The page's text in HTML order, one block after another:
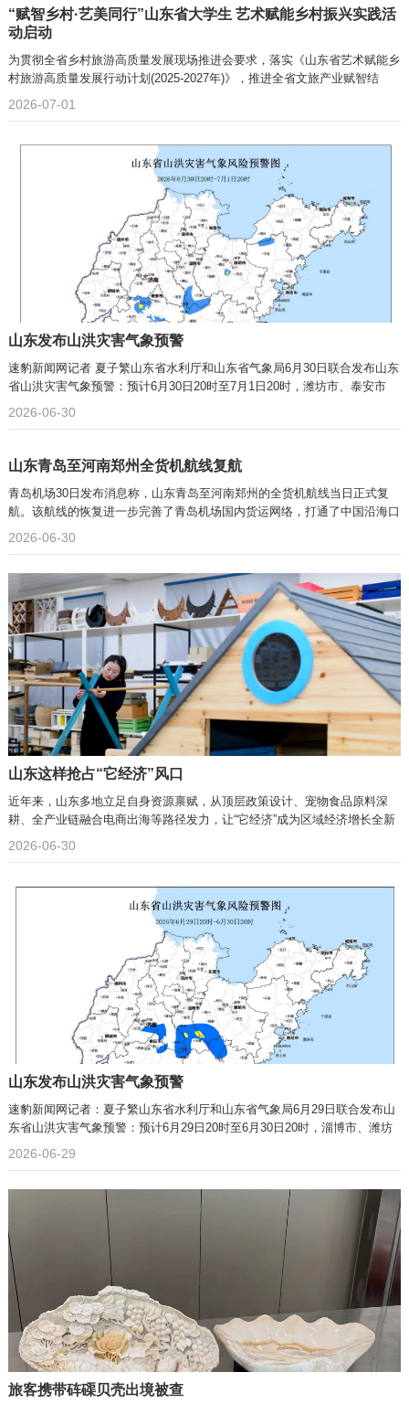
“赋智乡村·艺美同行”山东省大学生 艺术赋能乡村振兴实践活
动启动
为贯彻全省乡村旅游高质量发展现场推进会要求，落实《山东省艺术赋能乡
村旅游高质量发展行动计划(2025-2027年)》，推进全省文旅产业赋智结
2026-07-01
山东发布山洪灾害气象预警
速豹新闻网记者 夏子繁山东省水利厅和山东省气象局6月30日联合发布山东
省山洪灾害气象预警：预计6月30日20时至7月1日20时，潍坊市、泰安市
2026-06-30
山东青岛至河南郑州全货机航线复航
青岛机场30日发布消息称，山东青岛至河南郑州的全货机航线当日正式复
航。该航线的恢复进一步完善了青岛机场国内货运网络，打通了中国沿海口
2026-06-30
山东这样抢占“它经济”风口
近年来，山东多地立足自身资源禀赋，从顶层政策设计、宠物食品原料深
耕、全产业链融合电商出海等路径发力，让“它经济”成为区域经济增长全新
蓝海。
2026-06-30
山东发布山洪灾害气象预警
速豹新闻网记者：夏子繁山东省水利厅和山东省气象局6月29日联合发布山
东省山洪灾害气象预警：预计6月29日20时至6月30日20时，淄博市、潍坊
2026-06-29
旅客携带砗磲贝壳出境被查